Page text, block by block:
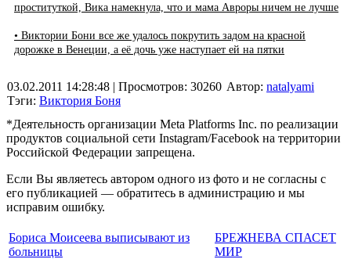
проституткой, Вика намекнула, что и мама Авроры ничем не лучше
• Виктории Бони все же удалось покрутить задом на красной
дорожке в Венеции, а её дочь уже наступает ей на пятки
03.02.2011 14:28:48 | Просмотров: 30260
Тэги: Виктория Боня
Автор: natalyami
*Деятельность организации Meta Platforms Inc. по реализации
продуктов социальной сети Instagram/Facebook на территории
Российской Федерации запрещена.
Если Вы являетесь автором одного из фото и не согласны с
его публикацией — обратитесь в администрацию и мы
исправим ошибку.
Бориса Моисеева выписывают из
больницы
БРЕЖНЕВА СПАСЕТ
МИР